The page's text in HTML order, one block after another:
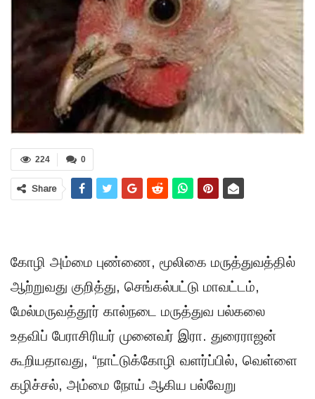
0
224
Share
கோழி அம்மை புண்ணை, மூலிகை மருத்துவத்தில்
ஆற்றுவது குறித்து, செங்கல்பட்டு மாவட்டம்,
மேல்மருவத்தூர் கால்நடை மருத்துவ பல்கலை
உதவிப் பேராசிரியர் முனைவர் இரா. துரைராஜன்
கூறியதாவது, “நாட்டுக்கோழி வளர்ப்பில், வெள்ளை
கழிச்சல், அம்மை நோய் ஆகிய பல்வேறு